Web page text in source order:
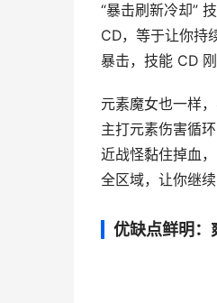
“暴击刷新冷却”
CD，等于让你持
暴击，技能 CD
元素魔女也一样
主打元素伤害循
近战怪黏住掉血
全区域，让你继
优缺点鲜明：